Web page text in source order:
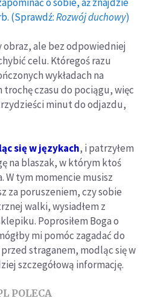
(Sprawdź:Rozwój duchowy)
obraz, ale bez odpowiedniej
celu. Któregoś razu
wykładach na
trochę czasu do pociągu, więc
minut do odjazdu,
się w językach, i patrzyłem
na blaszak, w którym ktoś
W tym momencie musisz
za poruszeniem, czy sobie
walki, wysiadłem z
Poprosiłem Boga o
mi pomóc zagadać do
straganem, modląc się w
szczegółową informację.
POLECA